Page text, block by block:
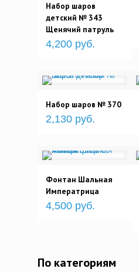
Набор шаров
детский № 343
Щенячий патруль
4,200 руб.
Набор шаров № 370
2,130 руб.
Фонтан Шальная
Императрица
4,500 руб.
По категориям